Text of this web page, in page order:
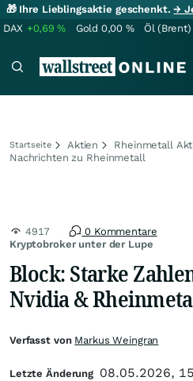
🎁 Ihre Lieblingsaktie geschenkt.→
DAX +0,69% Gold 0,00 % Öl (Brent)
Startseite Aktien
Rheinmetall
Nachrichten zu Rheinmetall
Kryptobroker unter der Lupe
4917 0 Kommentare
Block: Starke
Nvidia &
Verfasst von Markus Weingran
Letzte Änderung 08.05.2026,